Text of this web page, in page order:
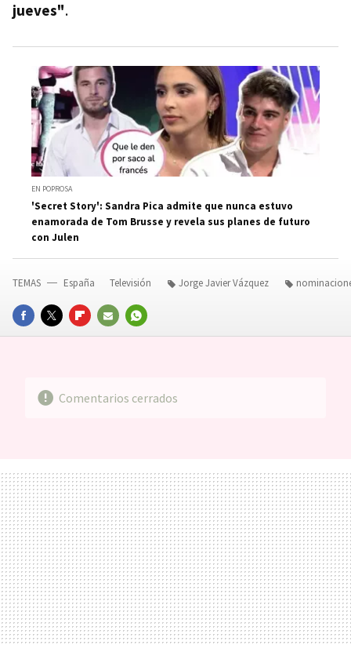
jueves".
EN POPROSA
'Secret Story': Sandra Pica admite que nunca estuvo
enamorada de Tom Brusse y revela sus planes de futuro
con Julen
FACEBOOKTWITTERFLIPBOARD
E-
WHATSAPP
TEMAS España Televisión Jorge Javier Vázquez
Comentarios cerrados